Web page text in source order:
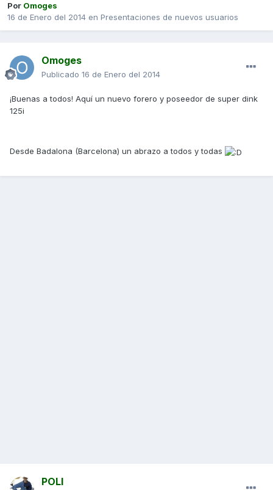
Por Omoges
16 de Enero del 2014 en Presentaciones de nuevos usuarios
Omoges
Publicado 16 de Enero del 2014
¡Buenas a todos! Aquí un nuevo forero y poseedor de super dink
125i
Desde Badalona (Barcelona) un abrazo a todos y todas
POLI